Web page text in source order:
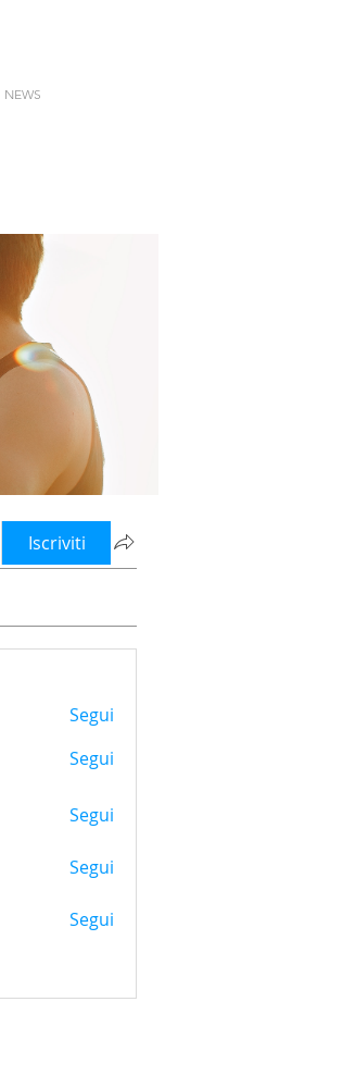
NEWS
Iscriviti
Segui
Segui
Segui
Segui
Segui